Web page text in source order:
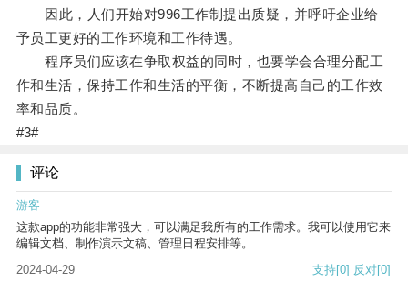
因此，人们开始对996工作制提出质疑，并呼吁企业给
予员工更好的工作环境和工作待遇。
程序员们应该在争取权益的同时，也要学会合理分配工
作和生活，保持工作和生活的平衡，不断提高自己的工作效
率和品质。
#3#
评论
游客
这款app的功能非常强大，可以满足我所有的工作需求。我可以使用它来
编辑文档、制作演示文稿、管理日程安排等。
2024-04-29
支持[0] 反对[0]